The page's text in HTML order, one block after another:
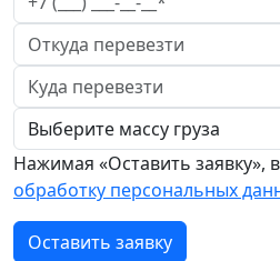
Нажимая «Оставить заявку»,
обработку персональных
Оставить заявку